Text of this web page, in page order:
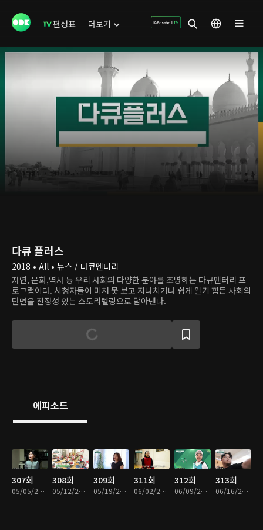
편성표 더보기
다큐 플러스
2018 • All • 뉴스 / 다큐멘터리
자연, 문화,역사 등 우리 사회의 다양한 분야를 조명하는 다큐멘터리 프
로그램이다. 시청자들이 미처 못 보고 지나치거나 쉽게 알기 힘든 사회의
단면을 진정성 있는 스토리텔링으로 담아낸다.
에피소드
307회
05/05/2024 • 46분
308회
05/12/2024 • 46분
309회
05/19/2024 • 46분
311회
06/02/2024 • 46분
312회
06/09/2024 • 46분
313회
06/16/2024 • 46분